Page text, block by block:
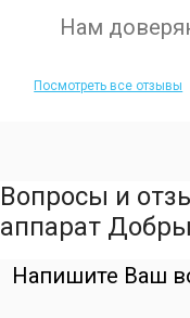
Нам
Посмотреть все отзывы
Вопросы и
аппарат
Напишите Ваш